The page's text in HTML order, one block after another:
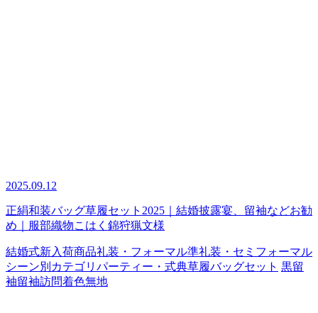
2025.09.12
正絹和装バッグ草履セット2025｜結婚披露宴、留袖などお勧
め｜服部織物こはく錦狩猟文様
結婚式新入荷商品礼装・フォーマル準礼装・セミフォーマル
シーン別カテゴリ パーティー・式典草履バッグセット 黒留
袖留袖訪問着色無地